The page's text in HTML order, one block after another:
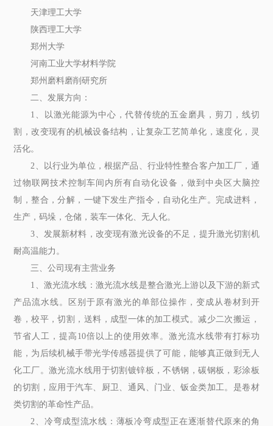
天津理工大学
陕西理工大学
郑州大学
河南工业大学材料学院
郑州磨料磨削研究所
二、发展方向：
1、以激光能源为中心，代替传统的五金磨具，剪刀，线切
割，改变现有的机械设备结构，让复杂工艺简单化，速度化，灵
活化。
2、以行业为单位，根据产品、行业特性整合客户加工厂，通
过物联网技术控制车间内所有自动化设备，做到中央区大脑控
制，整合，分解，一键下发生产指令，自动化生产。完成进料，
生产，码垛，仓储，装车一体化、无人化。
3、发展新材料，改变现有激光设备的不足，提升激光切割机
耐高温能力。
三、公司现有主营业务
1、激光流水线：激光流水线是整合激光上游以及下游的新式
产品流水线。区别于原有激光的单部位操作，变成从卷材到开
卷，校平，切割，送料，成型一体的加工模式。减少二次搬运，
节省人工，提高10倍以上的使用效率。激光流水线带有打标功
能，为后续机械手带光学传感器提供了可能，能够真正做到无人
化工厂。激光流水线用于切割镀锌板，不锈钢，碳钢板，彩涂板
的切割，应用于汽车、厨卫、通风、门业、钣金类加工。是卷材
类切割的革命性产品。
2、冷弯成型流水线：薄板冷弯成型正在逐渐替代原来的角